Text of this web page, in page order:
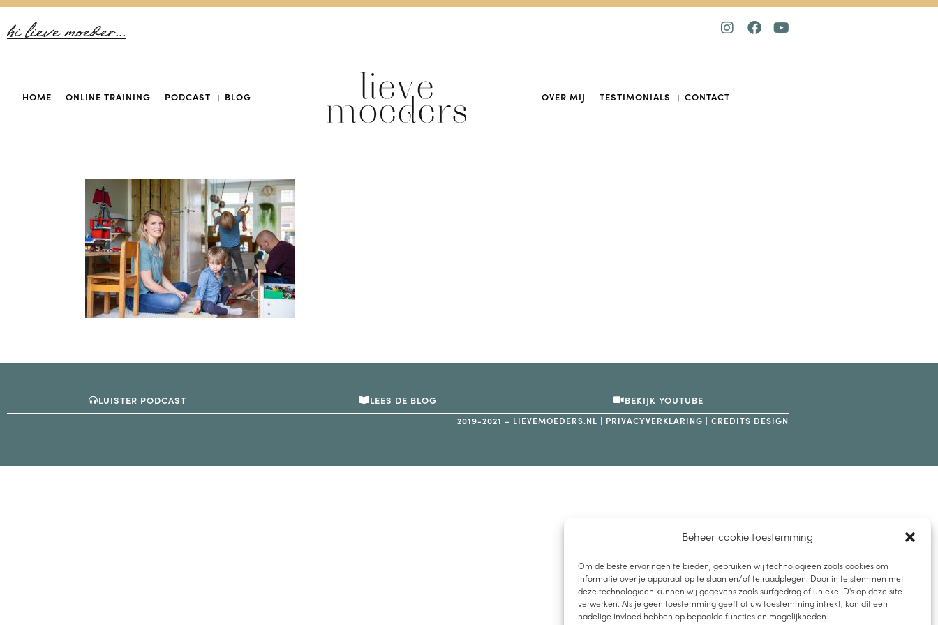
Beheer cookie toestemming
Om de beste ervaringen te bieden, gebruiken wij technologieën zoals cookies om
informatie over je apparaat op te slaan en/of te raadplegen. Door in te stemmen met
deze technologieën kunnen wij gegevens zoals surfgedrag of unieke ID's op deze site
verwerken. Als je geen toestemming geeft of uw toestemming intrekt, kan dit een
nadelige invloed hebben op bepaalde functies en mogelijkheden.
hi lieve moeder...
HOME ONLINE TRAINING PODCAST BLOG OVER MIJ TESTIMONIALS CONTACT
LUISTER PODCAST LEES DE BLOG BEKIJK YOUTUBE
2019-2021 – LIEVEMOEDERS.NL | PRIVACYVERKLARING | CREDITS DESIGN